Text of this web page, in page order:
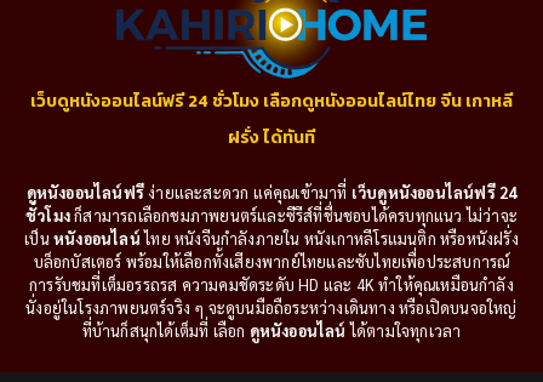
เว็บดูหนังออนไลน์ฟรี 24 ชั่วโมง เลือกดูหนังออนไลน์ไทย จีน เกาหลี
ฝรั่ง ได้ทันที
ดูหนังออนไลน์ฟรีง่ายและสะดวก แค่คุณเข้ามาที่ เว็บดูหนังออนไลน์ฟรี 24
ชั่วโมงก็สามารถเลือกชมภาพยนตร์และซีรีส์ที่ชื่นชอบได้ครบทุกแนว ไม่ว่าจะ
เป็นหนังออนไลน์ไทย หนังจีนกำลังภายใน หนังเกาหลีโรแมนติก หรือหนังฝรั่ง
บล็อกบัสเตอร์ พร้อมให้เลือกทั้งเสียงพากย์ไทยและซับไทยเพื่อประสบการณ์
การรับชมที่เต็มอรรถรส ความคมชัดระดับ HD และ 4K ทำให้คุณเหมือนกำลัง
นั่งอยู่ในโรงภาพยนตร์จริง ๆ จะดูบนมือถือระหว่างเดินทาง หรือเปิดบนจอใหญ่
ที่บ้านก็สนุกได้เต็มที่ เลือก ดูหนังออนไลน์ ได้ตามใจทุกเวลา